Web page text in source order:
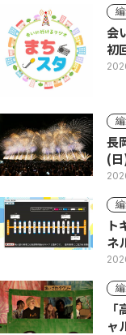
会
初
長
(
ト
ネ
ャ